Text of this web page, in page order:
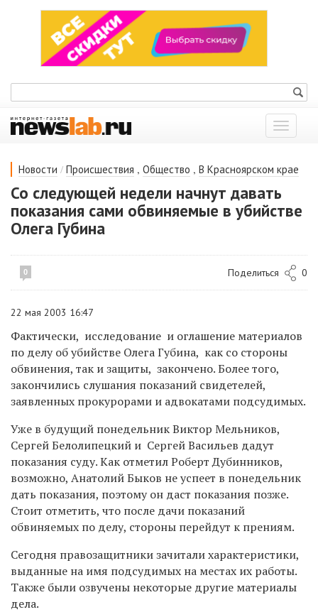
Показать
меню
Новости / Происшествия , Общество , В Красноярском крае
Со следующей недели начнут давать
показания сами обвиняемые в убийстве
Олега Губина
0 Поделиться 0
22 мая 2003 16:47
Фактически, исследование и оглашение материалов
по делу об убийстве Олега Губина, как со стороны
обвинения, так и защиты, закончено. Более того,
закончились слушания показаний свидетелей,
заявленных прокурорами и адвокатами подсудимых.
Уже в будущий понедельник Виктор Мельников,
Сергей Белолипецкий и Сергей Васильев дадут
показания суду. Как отметил Роберт Дубинников,
возможно, Анатолий Быков не успеет в понедельник
дать показания, поэтому он даст показания позже.
Стоит отметить, что после дачи показаний
обвиняемых по делу, стороны перейдут к прениям.
Сегодня правозащитники зачитали характеристики,
выданные на имя подсудимых на местах их работы.
Также были озвучены некоторые другие материалы
дела.